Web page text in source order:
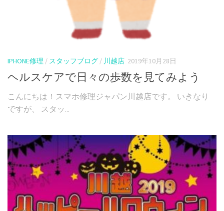
IPHONE修理 / スタッフブログ / 川越店 2019年10月28日
ヘルスケアで日々の歩数を見てみよう
こんにちは！スマホ修理ジャパン川越店です。 いきなり
ですが、 スタッ...